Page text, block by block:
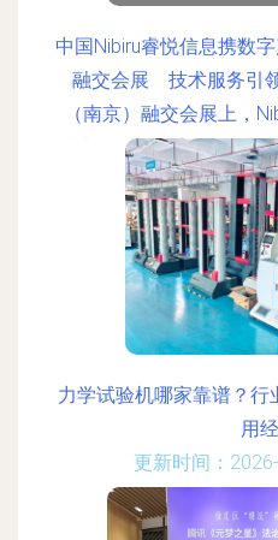
中国Nibiru睿悦信息携数
融交会展 技术服务引
（南京）融交会展上，
技术服务提供商，携多款
了其强大的技术实力和立
服务引起了行业广泛关注
程追踪并记录
更新时间：
力学试验机哪家靠谱？
用
更新时间：